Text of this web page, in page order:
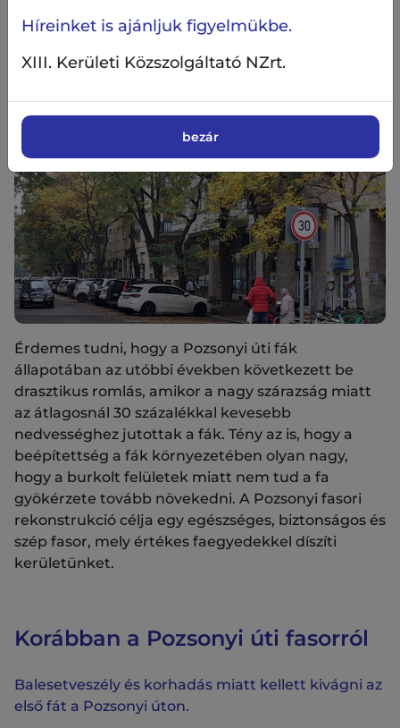
Érdemes tudni, hogy a Pozsonyi úti fák
állapotában az utóbbi években következett be
drasztikus romlás, amikor a nagy szárazság miatt
az átlagosnál 30 százalékkal kevesebb
nedvességhez jutottak a fák. Tény az is, hogy a
beépítettség a fák környezetében olyan nagy,
hogy a burkolt felületek miatt nem tud a fa
gyökérzete tovább növekedni. A Pozsonyi fasori
rekonstrukció célja egy egészséges, biztonságos és
szép fasor, mely értékes faegyedekkel díszíti
kerületünket.
Korábban a Pozsonyi úti fasorról
Balesetveszély és korhadás miatt kellett kivágni az
első fát a Pozsonyi úton.
Híreinket is ajánljuk figyelmükbe.
XIII. Kerületi Közszolgáltató NZrt.
bezár